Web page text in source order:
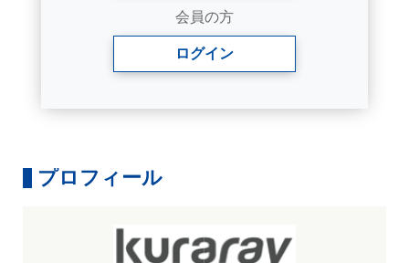
会員の方
ログイン
プロフィール